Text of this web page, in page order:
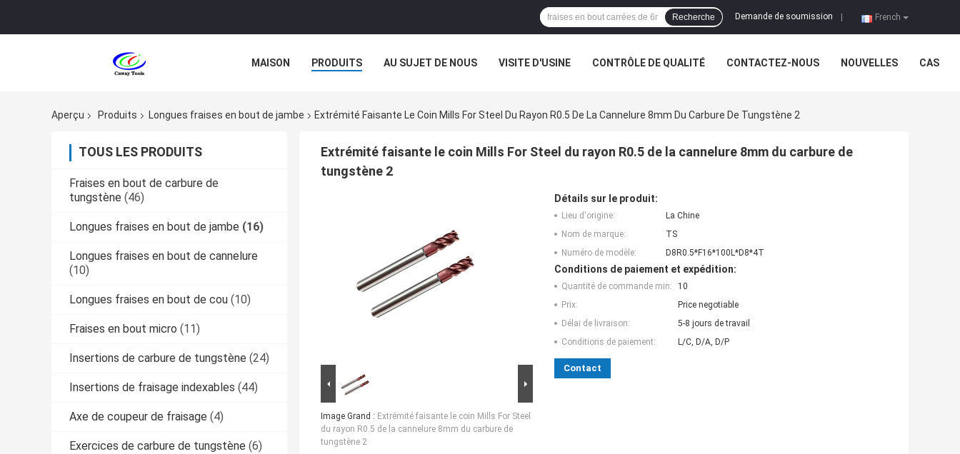
French
Demande de soumission
Recherche
MAISON PRODUITS AU SUJET DE NOUS VISITE D'USINE CONTRÔLE DE QUALITÉ CONTACTEZ-NOUS NOUVELLES CAS
Aperçu Produits Longues fraises en bout de jambe Extrémité Faisante Le Coin Mills For Steel Du Rayon R0.5 De La Cannelure 8mm Du Carbure De Tungstène 2
TOUS LES PRODUITS
Fraises en bout de carbure de
tungstène (46)
Longues fraises en bout de jambe (16)
Longues fraises en bout de cannelure
(10)
Longues fraises en bout de cou (10)
Fraises en bout micro (11)
Insertions de carbure de tungstène (24)
Insertions de fraisage indexables (44)
Axe de coupeur de fraisage (4)
Exercices de carbure de tungstène (6)
Extrémité faisante le coin Mills For Steel du rayon R0.5 de la cannelure 8mm du carbure de
tungstène 2
Image Grand : Extrémité faisante le coin Mills For Steel
du rayon R0.5 de la cannelure 8mm du carbure de
tungstène 2
Détails sur le produit:
Lieu d'origine:
La Chine
Nom de marque:
TS
Numéro de modèle:
D8R0.5*F16*100L*D8*4T
Conditions de paiement et expédition:
Quantité de commande min:
10
Prix:
Price negotiable
Délai de livraison:
5-8 jours de travail
Conditions de paiement:
L/C, D/A, D/P
Contact